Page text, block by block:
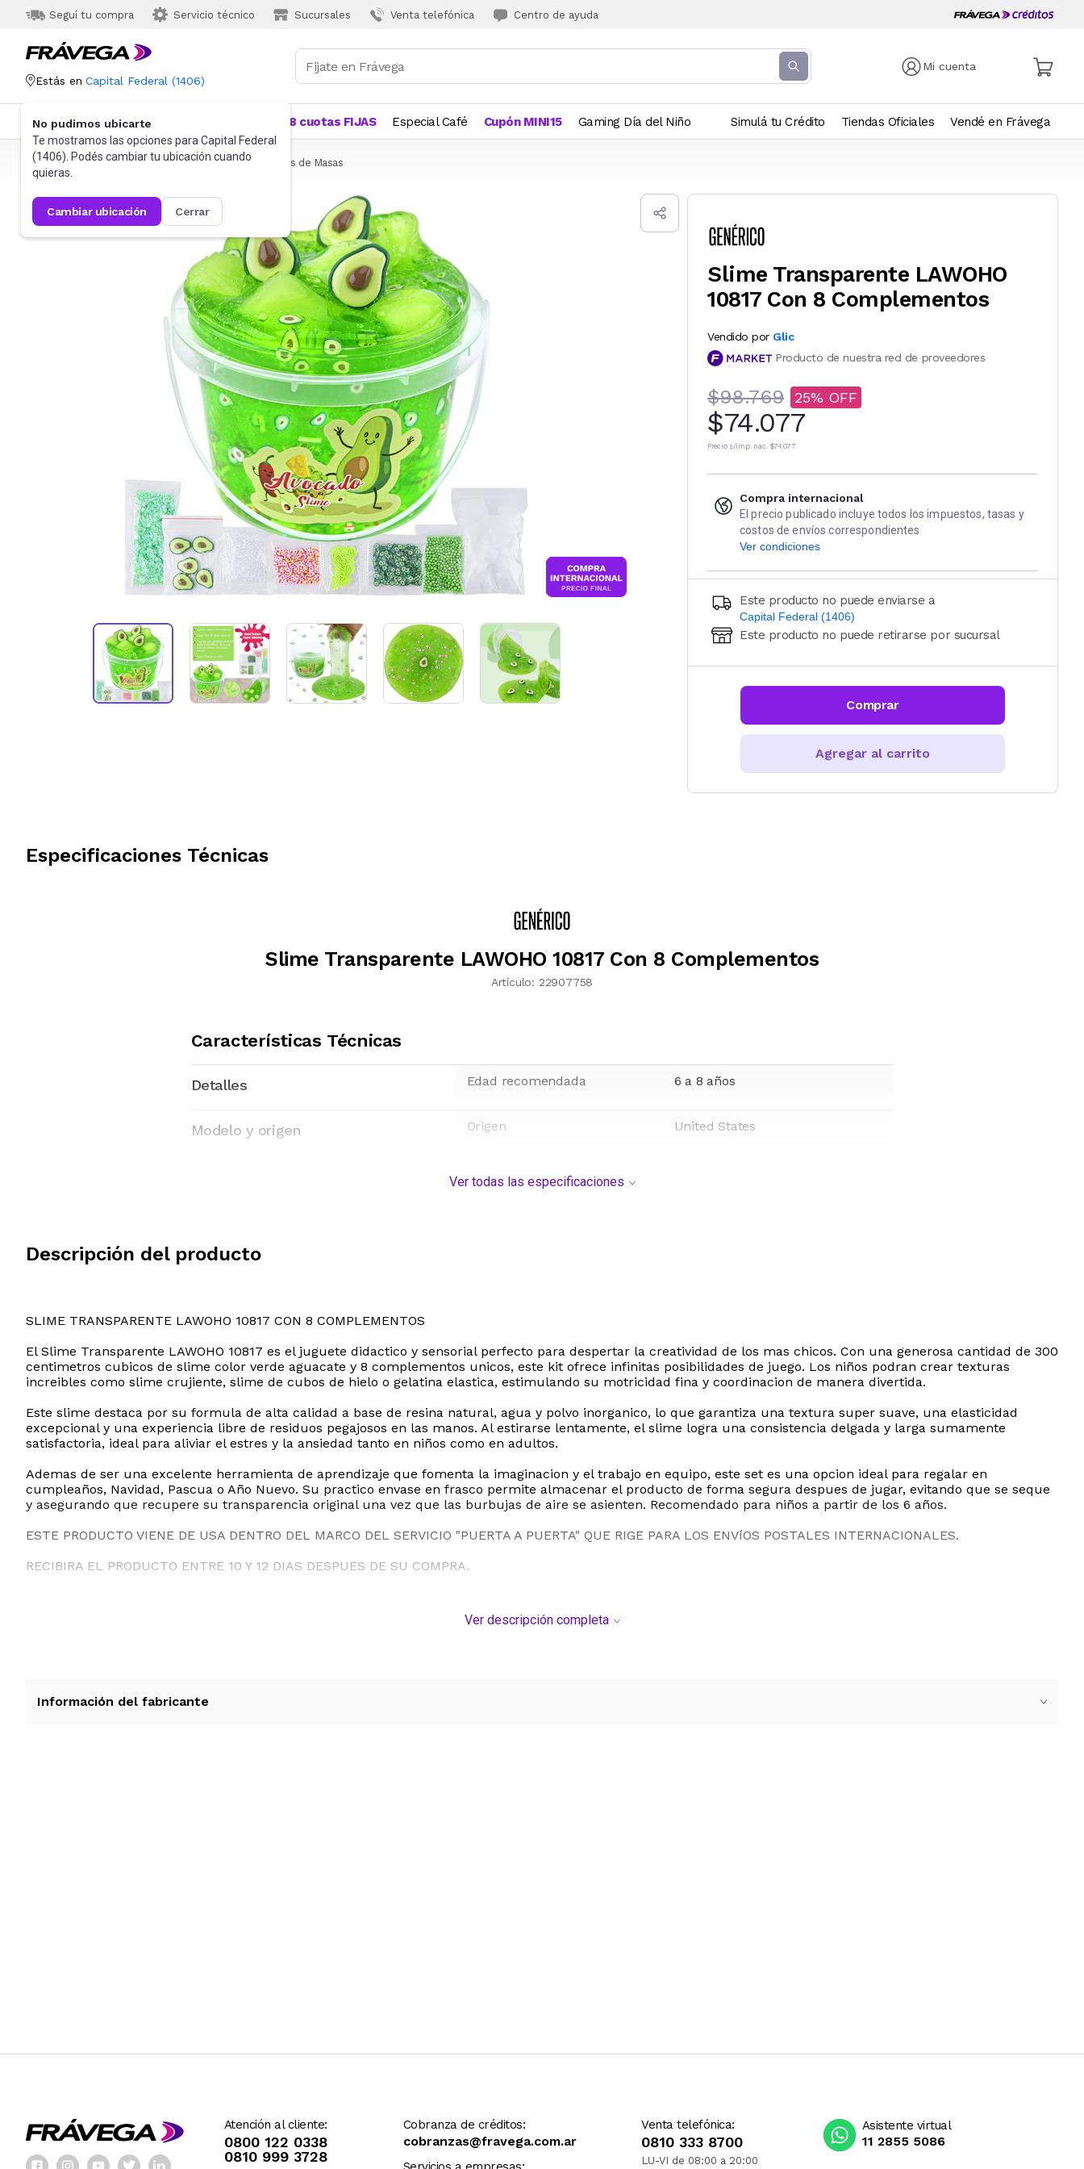
Seguí tu compra Servicio técnico Sucursales Venta telefónica Centro de ayuda
Mi cuenta
Estás en Capital Federal (1406)
No pudimos ubicarte
Te mostramos las opciones para Capital Federal
(1406). Podés cambiar tu ubicación cuando
quieras.
cambiar ubicación cerrar
Categorías Más Vendidos 18 cuotas FIJAS Especial Café Cupón MINI15 Gaming Día del Niño Simulá tu Crédito Tiendas Oficiales Vendé en Frávega
Frávega Juguetes y Juegos Sets y otros Juegos de Masas
Slime Transparente LAWOHO
10817 Con 8 Complementos
Vendido por Glic
Producto de nuestra red de proveedores
$98.769 25
$74.077
Precio s/imp. nac. $74.077
Compra internacional
El precio publicado incluye todos los impuestos, tasas y
costos de envíos correspondientes
Ver condiciones
Este producto no puede enviarse a
Capital Federal (1406)
Ingresá código postal (sólo números)
CALCULAR
Este producto no puede retirarse por sucursal
Comprar
Agregar al carrito
Especificaciones Técnicas
Slime Transparente LAWOHO 10817 Con 8 Complementos
Artículo: 22907758
Características Técnicas
Detalles Edad recomendada 6 a 8 años
Modelo y origen Origen United States
Ver todas las especificaciones
Descripción del producto
SLIME TRANSPARENTE LAWOHO 10817 CON 8 COMPLEMENTOS
El Slime Transparente LAWOHO 10817 es el juguete didactico y sensorial perfecto para despertar la creatividad de los mas chicos. Con una generosa cantidad de 300
centimetros cubicos de slime color verde aguacate y 8 complementos unicos, este kit ofrece infinitas posibilidades de juego. Los niños podran crear texturas
increibles como slime crujiente, slime de cubos de hielo o gelatina elastica, estimulando su motricidad fina y coordinacion de manera divertida.
Este slime destaca por su formula de alta calidad a base de resina natural, agua y polvo inorganico, lo que garantiza una textura super suave, una elasticidad
excepcional y una experiencia libre de residuos pegajosos en las manos. Al estirarse lentamente, el slime logra una consistencia delgada y larga sumamente
satisfactoria, ideal para aliviar el estres y la ansiedad tanto en niños como en adultos.
Ademas de ser una excelente herramienta de aprendizaje que fomenta la imaginacion y el trabajo en equipo, este set es una opcion ideal para regalar en
cumpleaños, Navidad, Pascua o Año Nuevo. Su practico envase en frasco permite almacenar el producto de forma segura despues de jugar, evitando que se seque
y asegurando que recupere su transparencia original una vez que las burbujas de aire se asienten. Recomendado para niños a partir de los 6 años.
ESTE PRODUCTO VIENE DE USA DENTRO DEL MARCO DEL SERVICIO "PUERTA A PUERTA" QUE RIGE PARA LOS ENVíOS POSTALES INTERNACIONALES.
RECIBIRA EL PRODUCTO ENTRE 10 Y 12 DIAS DESPUES DE SU COMPRA.
Ver descripción completa
Información del fabricante
Atención al cliente:
0800 122 0338
0810 999 3728
Cobranza de créditos:
cobranzas@fravega.com.ar
Venta telefónica:
0810 333 8700
LU-VI de 08:00 a 20:00
Asistente virtual
11 2855 5086